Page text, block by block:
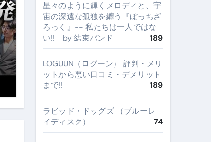
星々のように輝くメロディと、宇
宙の深遠な孤独を纏う『ぼっちざ
ろっく』-- 私たちは一人ではな
い!! by 結束バンド
189
LOGUUN（ログーン） 評判・メリ
ットから悪い口コミ・デメリット
まで!!
189
ラビッド・ドッグズ （ブルーレ
イディスク）
74